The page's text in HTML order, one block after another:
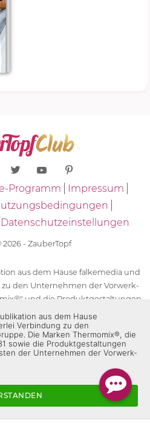
Programm
Impressum
Datenschutzeinstellungen
- ZauberTopf
aus dem Hause falkemedia und
den Unternehmen der Vorwerk-
und die Produktgestaltungen
Marken der Unternehmen
Thermomix®, die Zeichen TM5®,
des Thermomix®
der Vorwerk-Gruppe
in "ZauberTopf" ist
aus dem Hause
Verbindung zu den
Die Marken Thermomix®, die
sowie die Produktgestaltungen
der Unternehmen der Vorwerk-